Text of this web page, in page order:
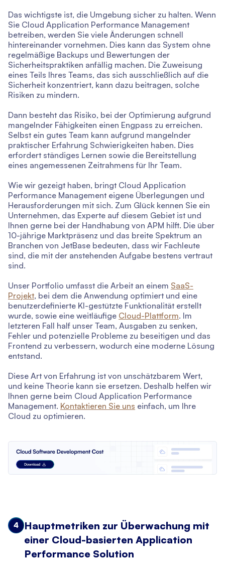
Das wichtigste ist, die Umgebung sicher zu halten. Wenn
Sie Cloud Application Performance Management
betreiben, werden Sie viele Änderungen schnell
hintereinander vornehmen. Dies kann das System ohne
regelmäßige Backups und Bewertungen der
Sicherheitspraktiken anfällig machen. Die Zuweisung
eines Teils Ihres Teams, das sich ausschließlich auf die
Sicherheit konzentriert, kann dazu beitragen, solche
Risiken zu mindern.
Dann besteht das Risiko, bei der Optimierung aufgrund
mangelnder Fähigkeiten einen Engpass zu erreichen.
Selbst ein gutes Team kann aufgrund mangelnder
praktischer Erfahrung Schwierigkeiten haben. Dies
erfordert ständiges Lernen sowie die Bereitstellung
eines angemessenen Zeitrahmens für Ihr Team.
Wie wir gezeigt haben, bringt Cloud Application
Performance Management eigene Überlegungen und
Herausforderungen mit sich. Zum Glück kennen Sie ein
Unternehmen, das Experte auf diesem Gebiet ist und
Ihnen gerne bei der Handhabung von APM hilft. Die über
10-jährige Marktpräsenz und das breite Spektrum an
Branchen von JetBase bedeuten, dass wir Fachleute
sind, die mit der anstehenden Aufgabe bestens vertraut
sind.
Unser Portfolio umfasst die Arbeit an einem SaaS-
Projekt, bei dem die Anwendung optimiert und eine
benutzerdefinierte KI-gestützte Funktionalität erstellt
wurde, sowie eine weitläufige Cloud-Plattform. Im
letzteren Fall half unser Team, Ausgaben zu senken,
Fehler und potenzielle Probleme zu beseitigen und das
Frontend zu verbessern, wodurch eine moderne Lösung
entstand.
Diese Art von Erfahrung ist von unschätzbarem Wert,
und keine Theorie kann sie ersetzen. Deshalb helfen wir
Ihnen gerne beim Cloud Application Performance
Management. Kontaktieren Sie uns einfach, um Ihre
Cloud zu optimieren.
4
Hauptmetriken zur Überwachung mit
einer Cloud-basierten Application
Performance Solution